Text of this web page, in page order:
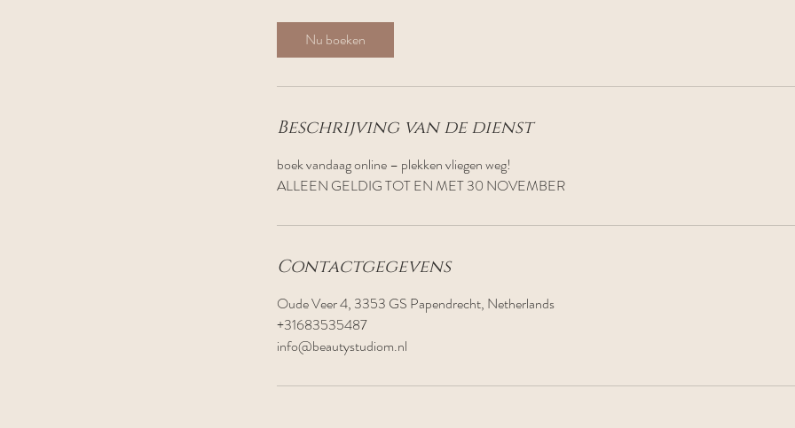
Nu boeken
Beschrijving van de dienst
boek vandaag online – plekken vliegen weg!
Contactgegevens
Oude Veer 4, 3353 GS Papendrecht, Netherlands
+31683535487
info@beautystudiom.nl